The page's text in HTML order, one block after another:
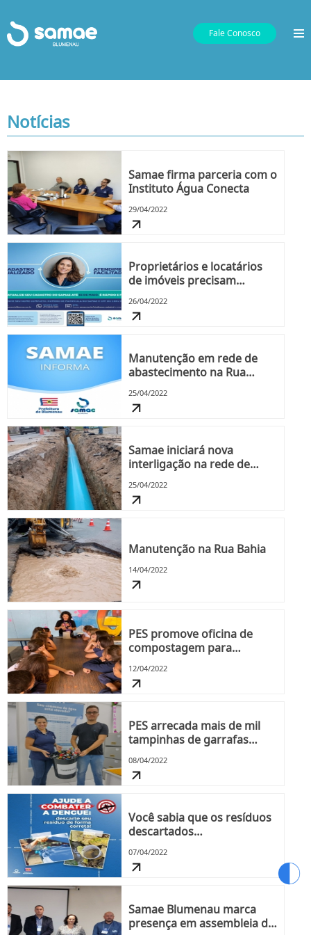
Fale Conosco
Notícias
Samae firma parceria com o
Instituto Água Conecta
29/04/2022
Proprietários e locatários
de imóveis precisam
Samae
26/04/2022
Manutenção em rede de
abastecimento na Rua
25/04/2022
Samae iniciará nova
interligação na rede de
Reservatório Caçadores
25/04/2022
Manutenção na Rua Bahia
14/04/2022
PES promove oficina de
compostagem para
Garibaldi
12/04/2022
PES arrecada mais de mil
tampinhas de garrafas
08/04/2022
Você sabia que os resíduos
descartados
principais criadouros do
mosquito transmissor da
07/04/2022
Samae Blumenau marca
presença em assembleia da